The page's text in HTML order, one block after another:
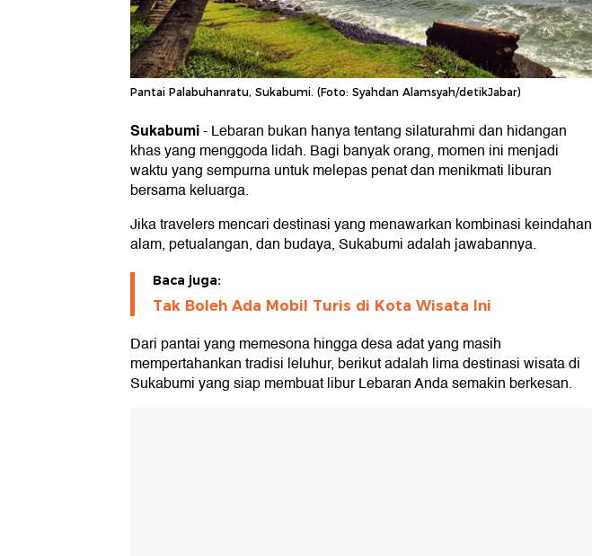
Pantai Palabuhanratu, Sukabumi. (Foto: Syahdan Alamsyah/detikJabar)
Sukabumi-Lebaran bukan hanya tentang silaturahmi dan hidangan
khas yang menggoda lidah. Bagi banyak orang, momen ini menjadi
waktu yang sempurna untuk melepas penat dan menikmati liburan
bersama keluarga.
Jika travelers mencari destinasi yang menawarkan kombinasi keindahan
alam, petualangan, dan budaya, Sukabumi adalah jawabannya.
Baca juga:
Tak Boleh Ada Mobil Turis di Kota Wisata Ini
Dari pantai yang memesona hingga desa adat yang masih
mempertahankan tradisi leluhur, berikut adalah lima destinasi wisata di
Sukabumi yang siap membuat libur Lebaran Anda semakin berkesan.